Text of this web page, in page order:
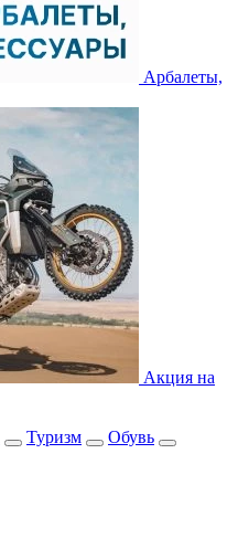
Арбалеты,
Акция на
Туризм
Обувь